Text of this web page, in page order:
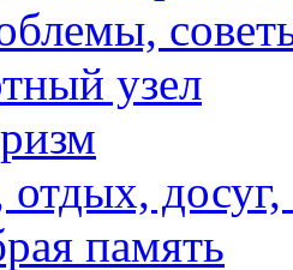
узел
отдых,
память